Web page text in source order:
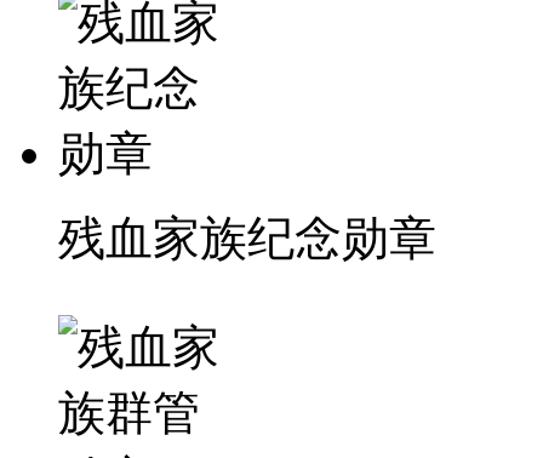
残血家族纪念勋章